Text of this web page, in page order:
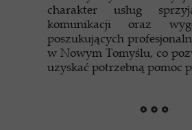
charakter usług
komunikacji oraz
poszukujących
w Nowym Tomyślu, co
uzyskać potrzebną pomoc